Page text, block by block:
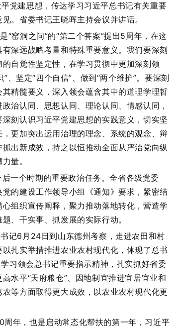
党建思想，传达学习习近平总书记有关重要
。省委书记王晓晖主持会议并讲话。
窑洞之问”的“第二个答案”提出5周年，在这
深远战略考量和特殊重要意义。我们要深刻
自觉性坚定性，在学习贯彻中更加深刻领
、坚定“四个自信”、做到“两个维护”。要深刻
精髓要义，深入领会蕴含其中的道理学理哲
治认同、思想认同、理论认同、情感认同，
刻认识习近平党建思想的实践意义，切实坚
更加突出运用治理的理念、系统的观念、辩
出新成效，持之以恒推动全面从严治党向纵
量。
一个时期的重要政治任务。全省各级党委
的建设工作领导小组《通知》要求，紧密结
组织宣传阐释，聚力推动落地转化，营造学
、干实事、抓发展的实际行动。
记6月24日到山东德州考察，走进农田和村
扎实举措推进农业农村现代化，体现了总书
习领会总书记重要指示精神，扎实抓好省委
水平“天府粮仓”、因地制宜推进宜居宜业和
等方面取得更大成效，以农业农村现代化更
年，也是启动常态化帮扶的第一年，习近平